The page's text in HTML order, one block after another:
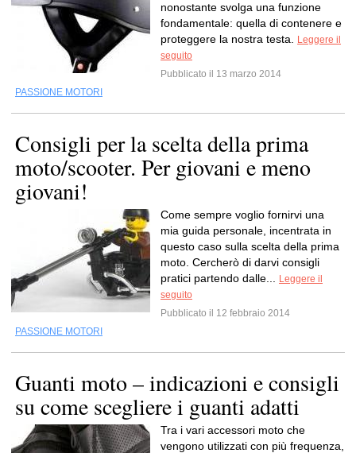
nonostante svolga una funzione
fondamentale: quella di contenere e
proteggere la nostra testa.
Leggere il
seguito
Pubblicato il 13 marzo 2014
PASSIONE MOTORI
Consigli per la scelta della prima
moto/scooter. Per giovani e meno
giovani!
Come sempre voglio fornirvi una
mia guida personale, incentrata in
questo caso sulla scelta della prima
moto. Cercherò di darvi consigli
pratici partendo dalle...
Leggere il
seguito
Pubblicato il 12 febbraio 2014
PASSIONE MOTORI
Guanti moto – indicazioni e consigli
su come scegliere i guanti adatti
Tra i vari accessori moto che
vengono utilizzati con più frequenza,